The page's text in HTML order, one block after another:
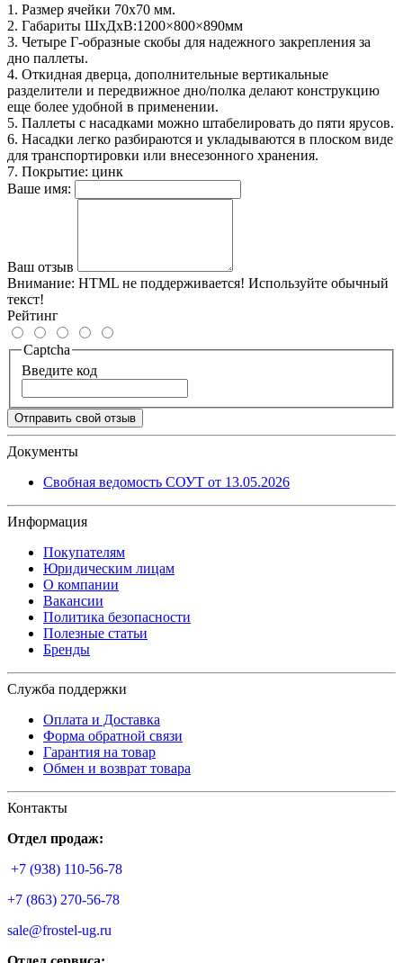
1. Размер ячейки 70х70 мм.
2. Габариты ШхДхВ:1200×800×890мм
3. Четыре Г-образные скобы для надежного закрепления за
дно паллеты.
4. Откидная дверца, дополнительные вертикальные
разделители и передвижное дно/полка делают конструкцию
еще более удобной в применении.
5. Паллеты с насадками можно штабелировать до пяти ярусов.
6. Насадки легко разбираются и укладываются в плоском виде
для транспортировки или внесезонного хранения.
7. Покрытие: цинк
Ваше имя:
Ваш отзыв
Внимание: HTML не поддерживается! Используйте обычный
текст!
Рейтинг
Captcha
Введите код
Отправить свой отзыв
Документы
Свобная ведомость СОУТ от 13.05.2026
Информация
Покупателям
Юридическим лицам
О компании
Вакансии
Политика безопасности
Полезные статьи
Бренды
Служба поддержки
Оплата и Доставка
Форма обратной связи
Гарантия на товар
Обмен и возврат товара
Контакты
Отдел продаж:
+7 (938) 110-56-78
+7 (863) 270-56-78
sale@frostel-ug.ru